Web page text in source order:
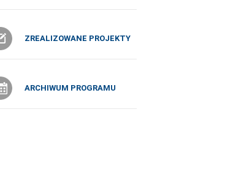
ZREALIZOWANE PROJEKTY
ARCHIWUM PROGRAMU